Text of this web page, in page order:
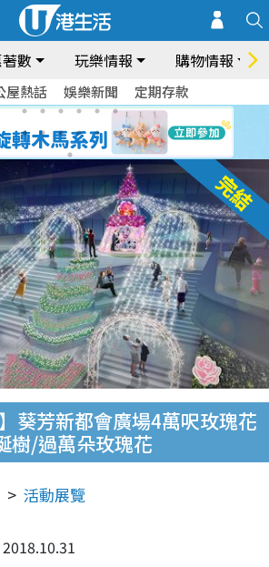
數 玩樂情報 購物情報
屋熱話 娛樂新聞 定期存款
葵芳新都會廣場4萬呎玫瑰花
樹/過萬朵玫瑰花
活動展覽
2018.10.31